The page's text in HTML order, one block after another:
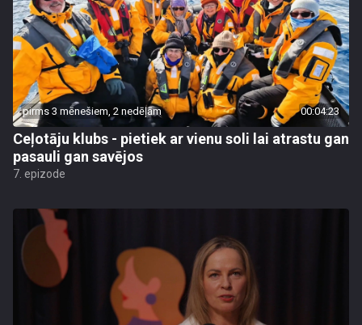
pirms 3 mēnešiem, 2 nedēļām 00:04:23
Ceļotāju klubs - pietiek ar vienu soli lai atrastu gan
pasauli gan savējos
7. epizode